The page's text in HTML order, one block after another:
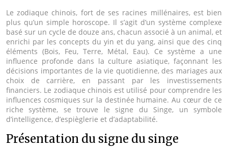
Le zodiaque chinois, fort de ses racines millénaires, est bien
plus qu’un simple horoscope. Il s’agit d’un système complexe
basé sur un cycle de douze ans, chacun associé à un animal, et
enrichi par les concepts du yin et du yang, ainsi que des cinq
éléments (Bois, Feu, Terre, Métal, Eau). Ce système a une
influence profonde dans la culture asiatique, façonnant les
décisions importantes de la vie quotidienne, des mariages aux
choix de carrière, en passant par les investissements
financiers. Le zodiaque chinois est utilisé pour comprendre les
influences cosmiques sur la destinée humaine. Au cœur de ce
riche système, se trouve le signe du Singe, un symbole
d’intelligence, d’espièglerie et d’adaptabilité.
Présentation du signe du singe